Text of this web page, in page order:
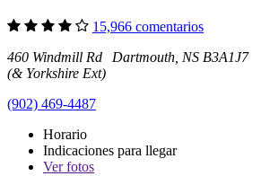
15,966 comentarios
460 Windmill Rd Dartmouth, NS B3A1J7
(& Yorkshire Ext)
(902) 469-4487
Horario
Indicaciones para llegar
Verfotos